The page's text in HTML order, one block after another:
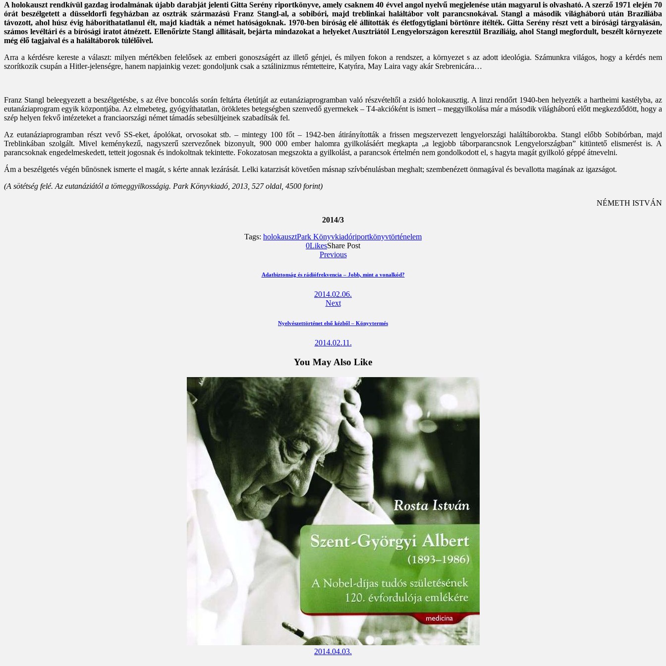
A holokauszt rendkívül gazdag irodalmának újabb darabját jelenti Gitta Serény riportkönyve, amely csaknem 40 évvel angol nyelvű megjelenése után magyarul is olvasható. A szerző 1971 elején 70
órát beszélgetett a düsseldorfi fegyházban az osztrák származású Franz Stangl-al, a sobibóri, majd treblinkai haláltábor volt parancsnokával. Stangl a második világháború után Brazíliába
távozott, ahol húsz évig háboríthatatlanul élt, majd kiadták a német hatóságoknak. 1970-ben bíróság elé állították és életfogytiglani börtönre ítélték. Gitta Serény részt vett a bírósági tárgyalásán,
számos levéltári és a bírósági iratot átnézett. Ellenőrizte Stangl állításait, bejárta mindazokat a helyeket Ausztriától Lengyelországon keresztül Brazíliáig, ahol Stangl megfordult, beszélt környezete
még élő tagjaival és a haláltáborok túlélőivel.
Arra a kérdésre kereste a választ: milyen mértékben felelősek az emberi gonoszságért az illető génjei, és milyen fokon a rendszer, a környezet s az adott ideológia. Számunkra világos, hogy a kérdés nem
szorítkozik csupán a Hitler-jelenségre, hanem napjainkig vezet: gondoljunk csak a sztálinizmus rémtetteire, Katyń­ra, May Laira vagy akár Sreb­re­nicára…
Franz Stangl beleegyezett a beszélgetésbe, s az élve boncolás során feltárta életútját az eutanáziaprogramban való részvételtől a zsidó holokausztig. A linzi rendőrt 1940-ben helyezték a hartheimi kastélyba, az
eutanáziaprogram egyik központjába. Az elmebeteg, gyógyíthatatlan, örökletes betegségben szenvedő gyermekek – T4-akcióként is ismert – meggyilkolása már a második világháború előtt megkezdődött, hogy a
szép helyen fekvő intézeteket a franciaországi német támadás sebesültjeinek szabadítsák fel.
Az eutanáziaprogramban részt vevő SS-eket, ápolókat, orvosokat stb. – mintegy 100 főt – 1942-ben átirányították a frissen megszervezett lengyelországi haláltáborokba. Stangl előbb Sobibórban, majd
Treblinkában szolgált. Mivel keménykezű, nagyszerű szervezőnek bizonyult, 900 000 ember halomra gyilkolásáért megkapta „a legjobb táborparancsnok Lengyelországban” kitüntető elismerést is. A
parancsoknak engedelmeskedett, tetteit jogosnak és indokoltnak tekintette. Fokozatosan megszokta a gyilkolást, a parancsok értelmén nem gondolkodott el, s hagyta magát gyilkoló géppé átnevelni.
Ám a beszélgetés végén bűnösnek ismerte el magát, s kérte annak lezárását. Lelki katarzisát követően másnap szívbénulásban meghalt; szembenézett önmagával és bevallotta magának az igazságot.
(A sötétség felé. Az eutanáziától a tömeggyilkosságig. Park Könyvkiadó, 2013, 527 oldal, 4500 forint)
NÉMETH ISTVÁN
2014/3
Tags: holokausztPark Könyvkiadóriportkönyvtörténelem
0LikesShare PostMegosztás
Megosztás
Elküld
Copy
clipboard
Previous
Adatbiztonság és rádiófrekvencia – Jobb, mint a vonalkód?
2014.02.06.
Next
Nyelvészettörténet első kézből – Könyvtermés
2014.02.11.
You May Also Like
2014.04.03.